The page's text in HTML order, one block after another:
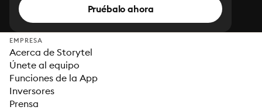
Pruébalo ahora
EMPRESA
Acerca de Storytel
Únete al equipo
Funciones de la App
Inversores
Prensa